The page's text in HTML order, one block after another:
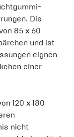
Die
85 x 60
und ist
eignen
einer
120 x 180
nicht